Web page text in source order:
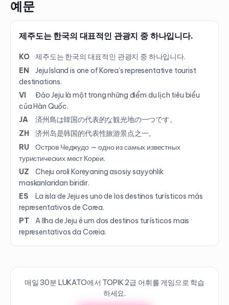
예문
제주도는 한국의 대표적인 관광지 중 하나입니다.
KO
제주도는 한국의 대표적인 관광지 중 하나입니다.
EN
Jeju Island is one of Korea's representative tourist
destinations.
VI
Đảo Jeju là một trong những điểm du lịch tiêu biểu
của Hàn Quốc.
JA
済州島は韓国の代表的な観光地の一つです。
ZH
济州岛是韩国的代表性旅游景点之一。
RU
Остров Чеджудо — одно из самых известных
туристических мест Кореи.
UZ
Cheju oroli Koreyaning asosiy sayyohlik
maskanlaridan biridir.
ES
La isla de Jeju es uno de los destinos turísticos más
representativos de Corea.
PT
A Ilha de Jeju é um dos destinos turísticos mais
representativos da Coreia.
매일 30분 LUKATO에서 TOPIK2급 어휘를 게임으로 학습
하세요.